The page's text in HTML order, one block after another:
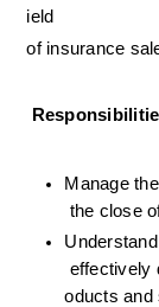
ield
of insurance
Manage
the close
Understand
effectively
oducts and